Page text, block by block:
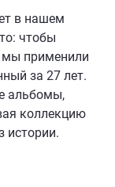
в нашем
чтобы
мы применили
за 27 лет.
альбомы,
коллекцию
истории.